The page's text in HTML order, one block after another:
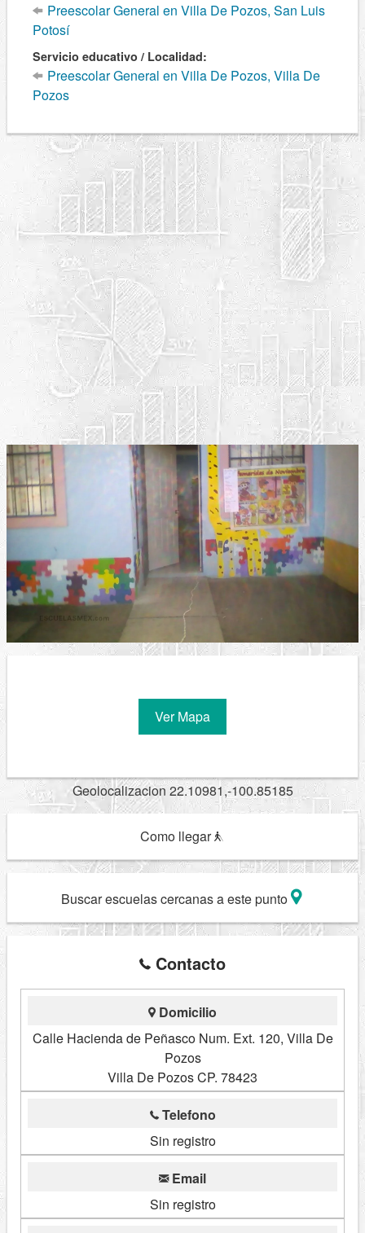
Preescolar General en Villa De Pozos, San Luis
Potosí
Servicio educativo / Localidad:
Preescolar General en Villa De Pozos, Villa De
Pozos
Ver Mapa
Geolocalizacion 22.10981,-100.85185
Como llegar
Buscar escuelas cercanas a este punto
Contacto
Domicilio
Calle Hacienda de Peñasco Num. Ext. 120, Villa De
Pozos
Villa De Pozos CP. 78423
Telefono
Sin registro
Email
Sin registro